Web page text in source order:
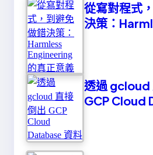
從寫對程式
決策：
透過 gcloud
GCP Cloud